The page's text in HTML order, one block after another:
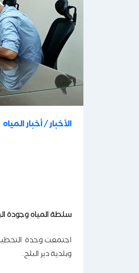
الأخبار/أخبار المياه
سلطة المياه وجودة
اجتمعت وحدة
وبلدية دير البلح.